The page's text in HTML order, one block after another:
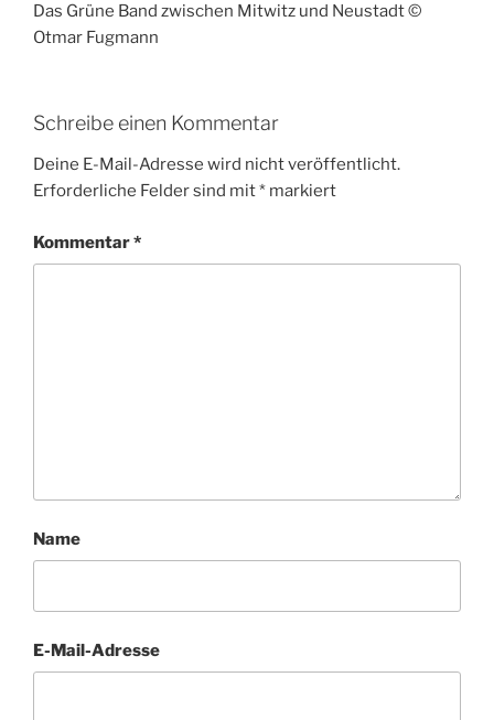
Das Grüne Band zwischen Mitwitz und Neustadt ©
Otmar Fugmann
Schreibe einen Kommentar
Deine E-Mail-Adresse wird nicht veröffentlicht.
Erforderliche Felder sind mit* markiert
Kommentar*
Name
E-Mail-Adresse